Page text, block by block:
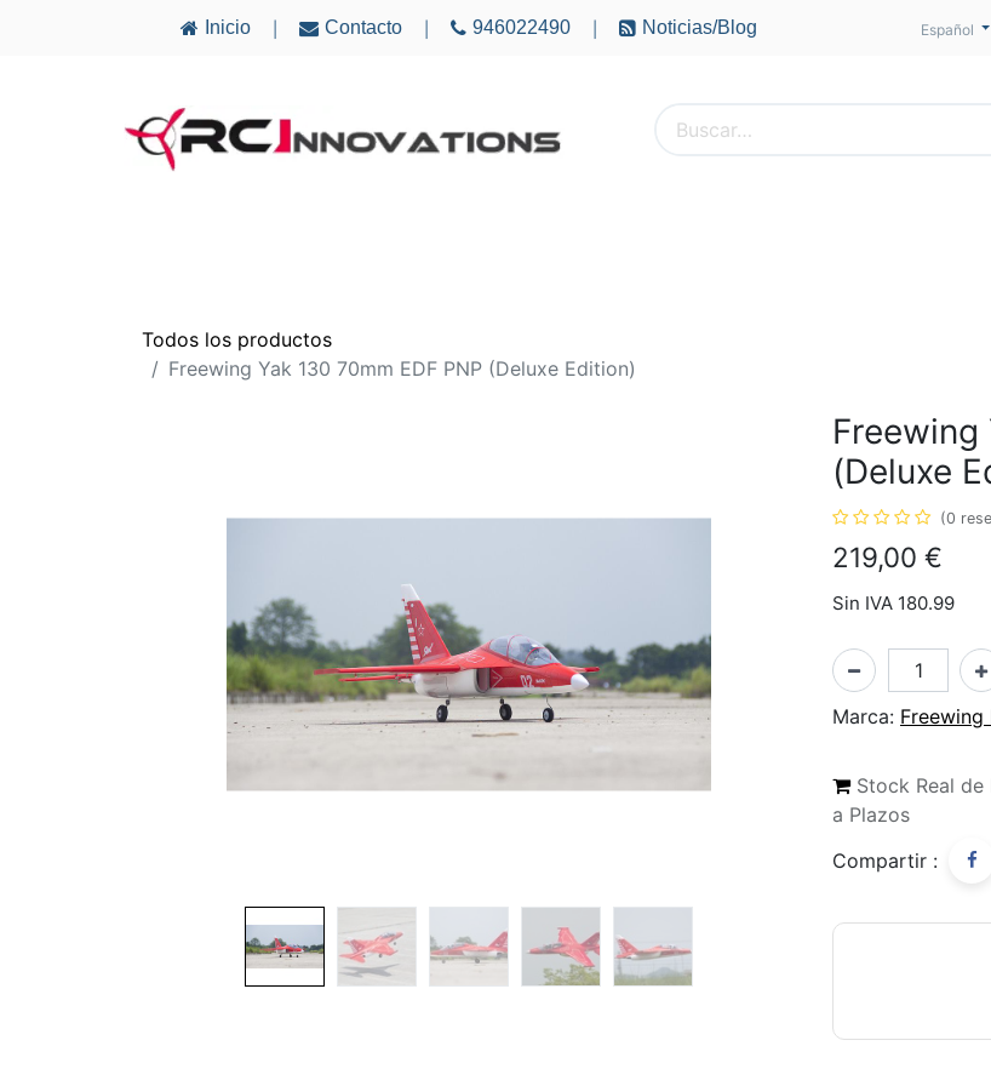
Inicio Contacto 946022490 Noticias/Blog Español
Todos los productos
Freewing Yak 130 70mm EDF PNP (Deluxe Edition)
Freewing
(Deluxe
(0
219,00 €
Sin IVA 180.99
Marca: Freewing
Stock Real de
a Plazos
Compartir :